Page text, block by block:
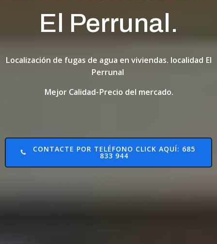
El Perrunal.
Localización de fugas de agua en viviendas. localidad El
Perrunal
Mejor Calidad-Precio del mercado.
CONTACTE POR TELÉFONO CLICK AQUÍ: 685
833 944